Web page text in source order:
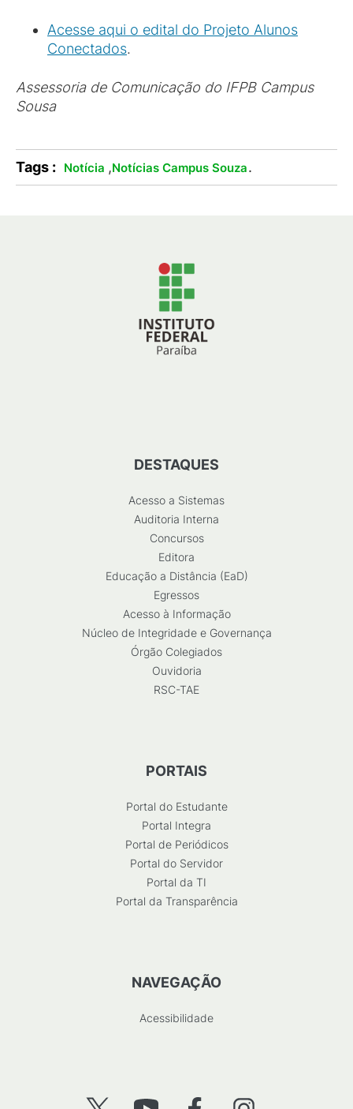
Acesse aqui o edital do Projeto Alunos
Conectados.
Assessoria de Comunicação do IFPB Campus
Sousa
Tags : Notícia ,Notícias Campus Souza.
DESTAQUES
Acesso a Sistemas
Auditoria Interna
Concursos
Editora
Educação a Distância (EaD)
Egressos
Acesso à Informação
Núcleo de Integridade e Governança
Órgão Colegiados
Ouvidoria
RSC-TAE
PORTAIS
Portal do Estudante
Portal Integra
Portal de Periódicos
Portal do Servidor
Portal da TI
Portal da Transparência
NAVEGAÇÃO
Acessibilidade